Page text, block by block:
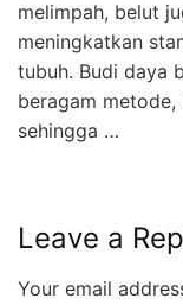
melimpah, belut
meningkatkan
tubuh. Budi daya
beragam
sehingga …
Leave a
Your email